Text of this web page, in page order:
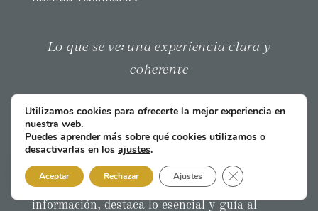
Lo que se ve: una experiencia clara y
coherente
imágenes y la estructura de contenidos
definen cómo se percibe su marca.
Diseñamos una interfaz que ordena la
información, destaca lo esencial y guía al
Utilizamos cookies para ofrecerte la mejor experiencia en
nuestra web.
Puedes aprender más sobre qué cookies utilizamos o
desactivarlas en los ajustes.
Aceptar Rechazar Ajustes CERRAR EL